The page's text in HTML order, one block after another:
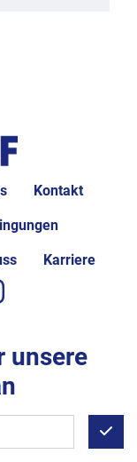
Kontakt
Karriere
instagram
unsere